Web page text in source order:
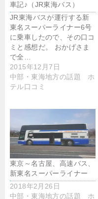
車記♪（JR東海バス）
JR東海バスが運行する新
東名スーパーライナー6号
に乗車したので、その口コ
ミと感想だ。 おかげさま
で全…
2015年12月7日
中部・東海地方の話題 ホ
テル口コミ
東京～名古屋、高速バス、
新東名スーパーライナー
2018年2月26日
中部・東海地方の話題 ホ